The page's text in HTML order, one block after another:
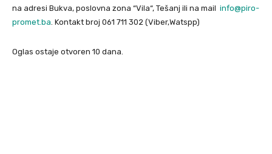
na adresi Bukva, poslovna zona “Vila“, Tešanj ili na mail info@piro-
promet.ba . Kontakt broj 061 711 302 (Viber,Watspp)
Oglas ostaje otvoren 10 dana.